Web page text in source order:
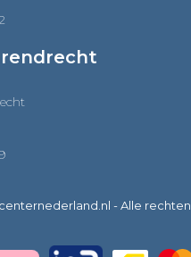
- Alle rechten